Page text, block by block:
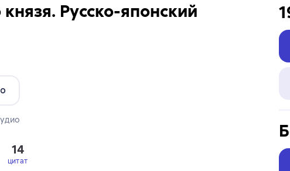
Русско-японский
14
цитат